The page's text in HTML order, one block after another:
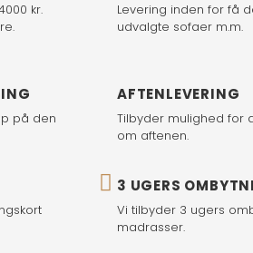
kr.
Levering inden for få
udvalgte sofaer m.m.
på den
AFTENLEVERING
Tilbyder mulighed for
om aftenen.
3 UGERS
Vi tilbyder 3 ugers
madrasser.